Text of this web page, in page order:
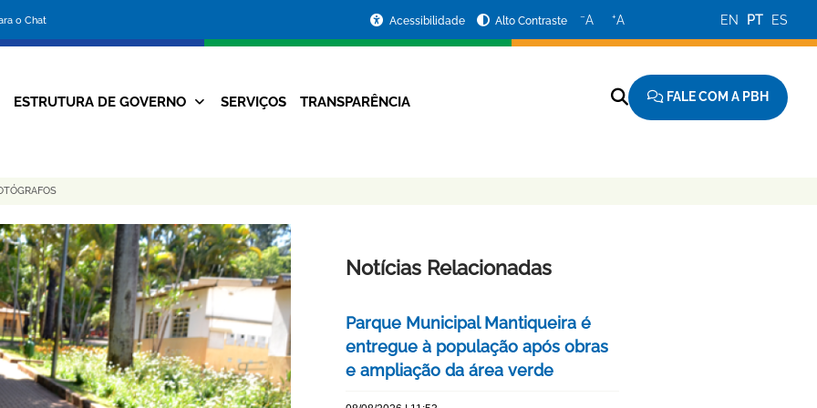
o Chat
da
Prefeitura
Acessibilidade Alto Contraste −A +A EN PT ES
Navegação
ESTRUTURA DE GOVERNO SERVIÇOS TRANSPARÊNCIA FALE COM A PBH
Notícias Relacionadas
Parque Municipal Mantiqueira é
entregue à população após obras
e ampliação da área verde